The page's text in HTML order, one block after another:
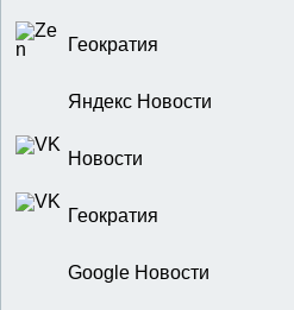
Геократия
Яндекс Новости
Новости
Геократия
Google Новости